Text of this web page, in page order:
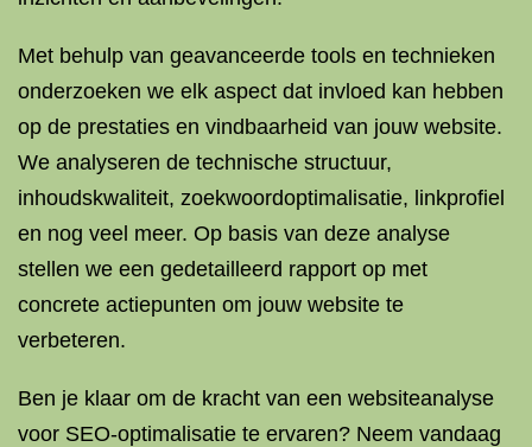
Met behulp van geavanceerde tools en technieken
onderzoeken we elk aspect dat invloed kan hebben
op de prestaties en vindbaarheid van jouw website.
We analyseren de technische structuur,
inhoudskwaliteit, zoekwoordoptimalisatie, linkprofiel
en nog veel meer. Op basis van deze analyse
stellen we een gedetailleerd rapport op met
concrete actiepunten om jouw website te
verbeteren.
Ben je klaar om de kracht van een websiteanalyse
voor SEO-optimalisatie te ervaren? Neem vandaag